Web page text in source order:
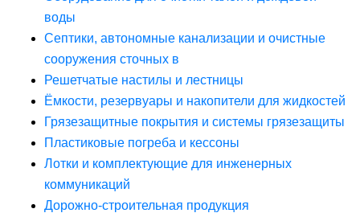
воды
Септики, автономные канализации и очистные
сооружения сточных в
Решетчатые настилы и лестницы
Ёмкости, резервуары и накопители для жидкостей
Грязезащитные покрытия и системы грязезащиты
Пластиковые погреба и кессоны
Лотки и комплектующие для инженерных
коммуникаций
Дорожно-строительная продукция